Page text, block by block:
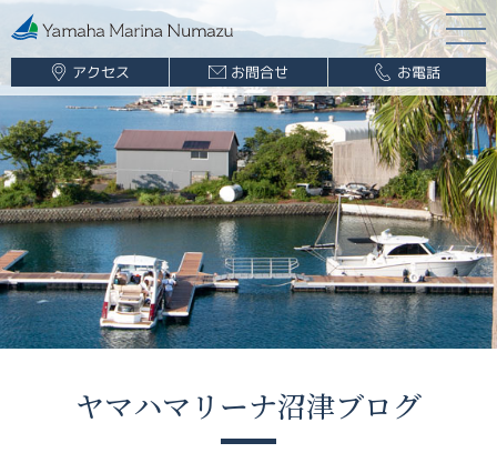
アクセス お問合せ お電話
マリーナ案内
海遊び情報
レンタルボート
ボート販売
ボート保管業務
船舶免許
ヤマハマリーナ沼津ブログ